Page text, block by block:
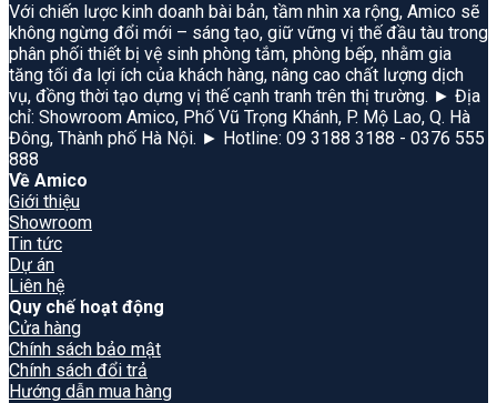
Với chiến lược kinh doanh bài bản, tầm nhìn xa rộng, Amico sẽ
không ngừng đổi mới – sáng tạo, giữ vững vị thế đầu tàu trong
phân phối thiết bị vệ sinh phòng tắm, phòng bếp, nhằm gia
tăng tối đa lợi ích của khách hàng, nâng cao chất lượng dịch
vụ, đồng thời tạo dựng vị thế cạnh tranh trên thị trường. ► Địa
chỉ: Showroom Amico, Phố Vũ Trọng Khánh, P. Mộ Lao, Q. Hà
Đông, Thành phố Hà Nội. ► Hotline: 09 3188 3188 - 0376 555
888
Về Amico
Giới thiệu
Showroom
Tin tức
Dự án
Liên hệ
Quy chế hoạt động
Cửa hàng
Chính sách bảo mật
Chính sách đổi trả
Hướng dẫn mua hàng